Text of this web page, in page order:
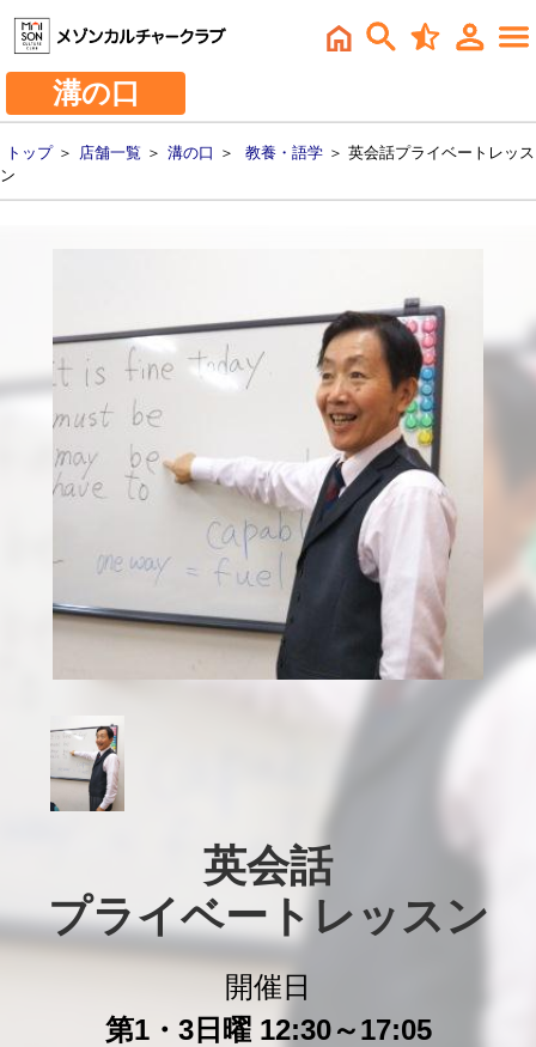
溝の口
トップ＞ 店舗一覧 ＞ 溝の口 ＞ 教養・語学 ＞ 英会話プライベートレッス
ン
英会話
プライベートレッスン
開催日
第1・3日曜 12:30～17:05